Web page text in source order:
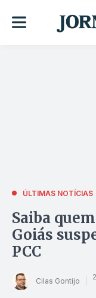
ÚLTIMAS NOTÍCIAS
Saiba
Goiás
PCC
Cilas Gontijo